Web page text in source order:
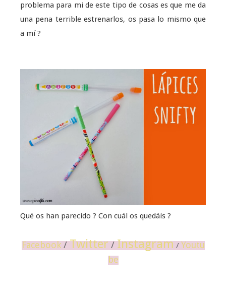
problema para mi de este tipo de cosas es que me da
una pena terrible estrenarlos, os pasa lo mismo que
a mí ?
Qué os han parecido ? Con cuál os quedáis ?
Facebook/Twitter/Instagram /Youtu
be